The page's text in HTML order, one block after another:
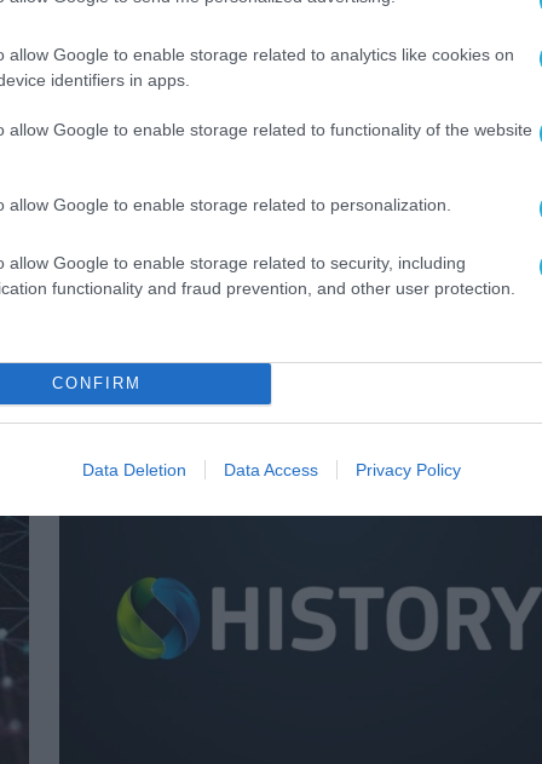
allow Google to enable storage related to analytics like cookies on
identifiers in apps.
allow Google to enable storage related to functionality of the website
allow Google to enable storage related to personalization.
allow Google to enable storage related to security, including
functionality and fraud prevention, and other user protection.
CONFIRM
Data Deletion Data Access Privacy Policy
ΤΗΛΕΠΙΚΟΙΝΩΝΙΕΣ
Βιώσιμης Ανάπτυξης Ομίλου